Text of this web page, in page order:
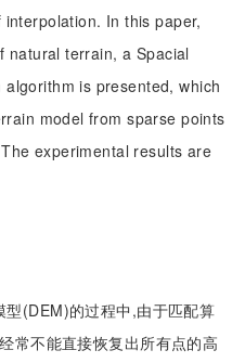
In this paper,
natural terrain, a Spacial
is presented, which
model from sparse points
experimental results are
(DEM)的过程中,由于匹配算
常不能直接恢复出所有点的高